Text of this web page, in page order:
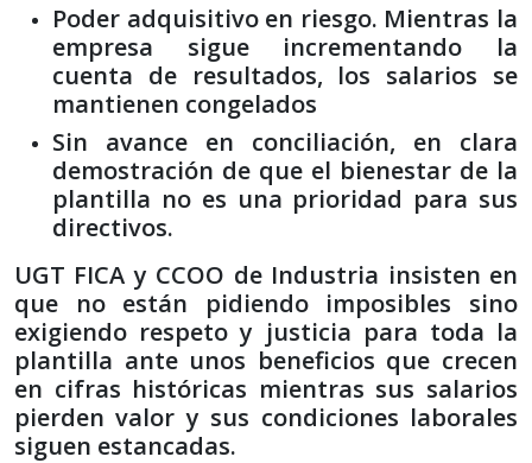
Poder adquisitivo en riesgo. Mientras la
empresa sigue incrementando la
cuenta de resultados, los salarios se
mantienen congelados
Sin avance en conciliación, en clara
demostración de que el bienestar de la
plantilla no es una prioridad para sus
directivos.
UGT FICA y CCOO de Industria insisten en
que no están pidiendo imposibles sino
exigiendo respeto y justicia para toda la
plantilla ante unos beneficios que crecen
en cifras históricas mientras sus salarios
pierden valor y sus condiciones laborales
siguen estancadas.